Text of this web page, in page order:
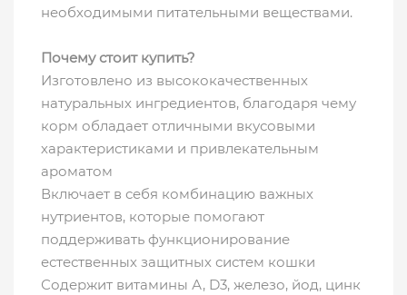
необходимыми питательными веществами.
Почему стоит купить?
Изготовлено из высококачественных
натуральных ингредиентов, благодаря чему
корм обладает отличными вкусовыми
характеристиками и привлекательным
ароматом
Включает в себя комбинацию важных
нутриентов, которые помогают
поддерживать функционирование
естественных защитных систем кошки
Содержит витамины А, D3, железо, йод, цинк